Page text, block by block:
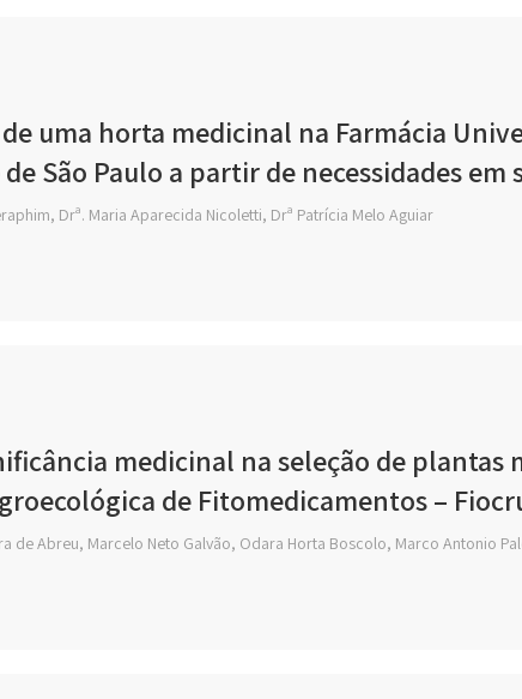
uma horta medicinal na Farmácia
São Paulo a partir de necessidades em
Drª. Maria Aparecida Nicoletti, Drª Patrícia Melo Aguiar
medicinal na seleção de plantas
de Fitomedicamentos –
de Abreu, Marcelo Neto Galvão, Odara Horta Boscolo, Marco Antonio